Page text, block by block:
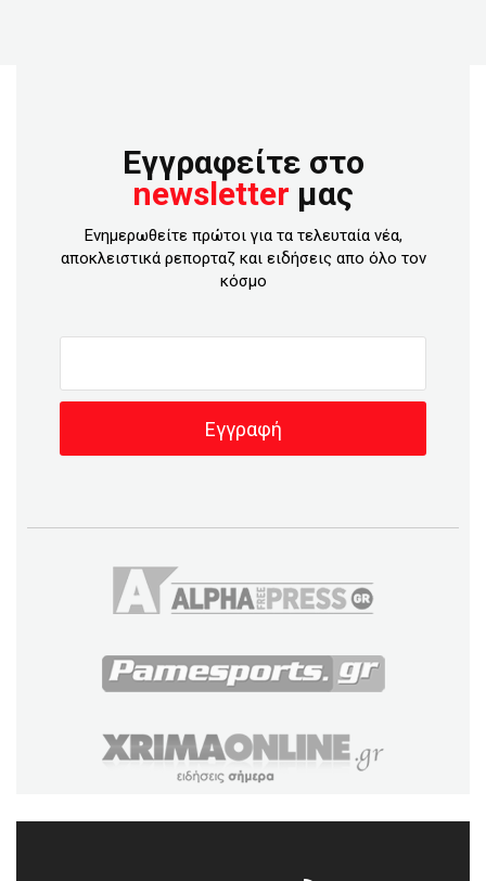
Εγγραφείτε στο
newsletter μας
Ενημερωθείτε πρώτοι για τα τελευταία νέα,
αποκλειστικά ρεπορταζ και ειδήσεις απο όλο τον
κόσμο